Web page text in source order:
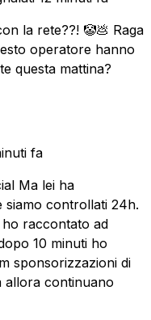
la rete??! 🤡💩 Raga
operatore hanno
questa mattina?
fa
Ma lei ha
siamo controllati 24h.
raccontato ad
10 minuti ho
sponsorizzazioni di
allora continuano